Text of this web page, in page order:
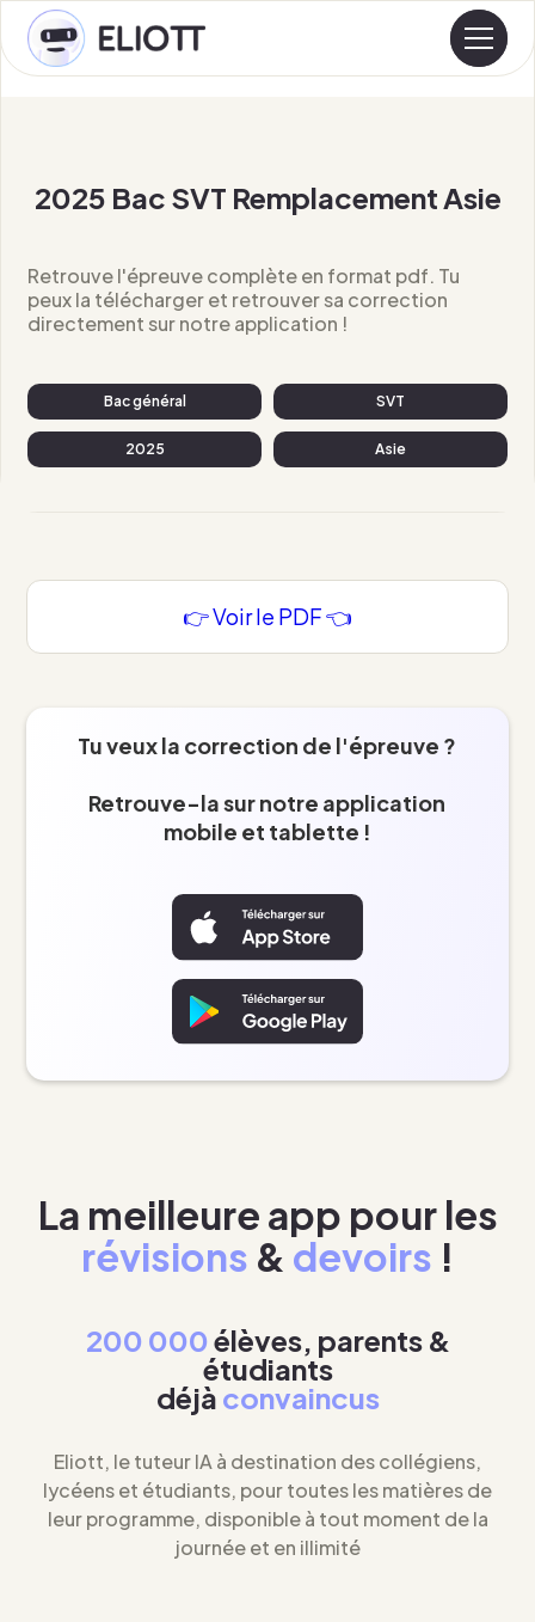
2025 Bac SVT Remplacement Asie
Retrouve l'épreuve complète en format pdf. Tu
peux la télécharger et retrouver sa correction
directement sur notre application !
Bac général SVT
2025 Asie
👉 Voir le PDF 👈
Tu veux la correction de l'épreuve ?
Retrouve-la sur notre application
mobile et tablette !
La meilleure app pour les
révisions & devoirs !
200 000élèves, parents &
étudiants
déjà convaincus
Eliott, le tuteur IA à destination des collégiens,
lycéens et étudiants, pour toutes les matières de
leur programme, disponible à tout moment de la
journée et en illimité